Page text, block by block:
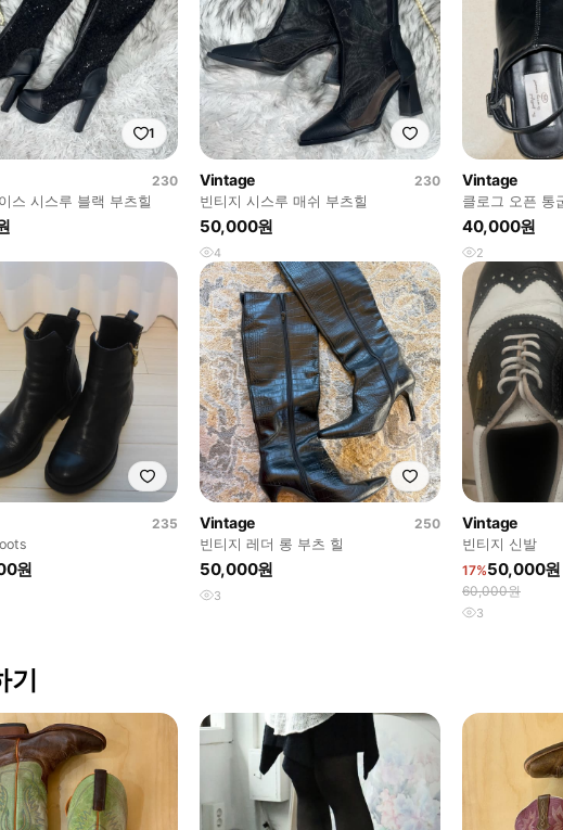
1
230
스 시스루 블랙 부츠힐
Vintage
230
빈티지 시스루 매쉬 부츠힐
50,000원
4
Vintage
클로그 오픈 통
폼
40,000원
2
235
원
Vintage
250
빈티지 레더 롱 부츠 힐
50,000원
3
Vintage
빈티지 신발
17%50,000원
60,000원
3
기